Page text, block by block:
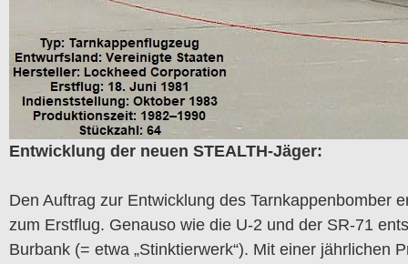
Entwicklung der neuen STEALTH-Jäger:
Den Auftrag zur Entwicklung des Tarnkappenbomber
zum Erstflug. Genauso wie die U-2 und der SR-71
Burbank (= etwa „Stinktierwerk“). Mit einer